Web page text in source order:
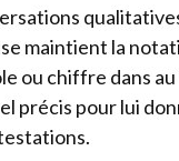
maintient la
ou chiffre dans au
précis pour lui